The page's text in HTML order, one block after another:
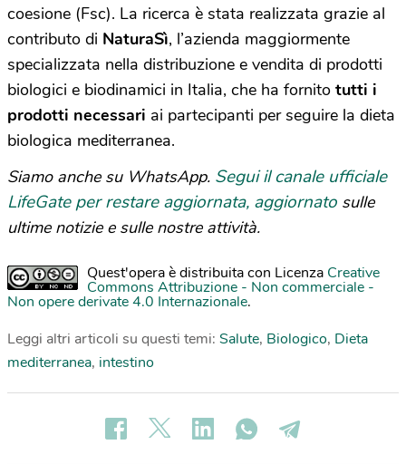
coesione (Fsc). La ricerca è stata realizzata grazie al
contributo di NaturaSì, l’azienda maggiormente
specializzata nella distribuzione e vendita di prodotti
biologici e biodinamici in Italia, che ha fornito tutti i
prodotti necessari ai partecipanti per seguire la dieta
biologica mediterranea.
Siamo anche su WhatsApp. Segui il canale ufficiale
LifeGate per restare aggiornata, aggiornato sulle
ultime notizie e sulle nostre attività.
Quest'opera è distribuita con Licenza Creative
Commons Attribuzione - Non commerciale -
Non opere derivate 4.0 Internazionale.
Leggi altri articoli su questi temi: Salute, Biologico, Dieta
mediterranea, intestino